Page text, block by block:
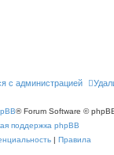
с администрацией
® Forum Software ©
поддержка phpBB
| Правила